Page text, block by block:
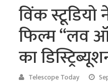
विंक स्टूडियो
फिल्म “लव
का
Telescope Today